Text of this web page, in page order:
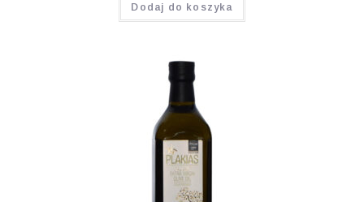
5.00na 5
Dodaj do koszyka